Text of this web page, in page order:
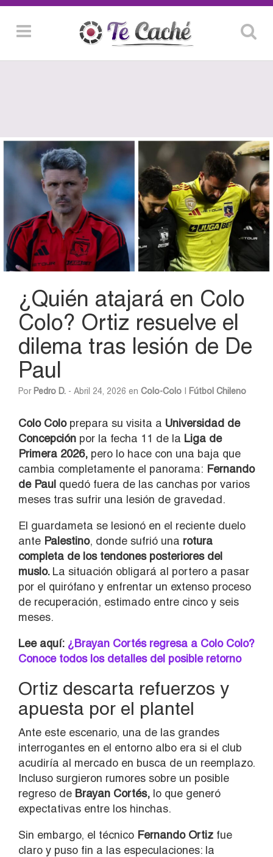
¿Quién atajará en Colo
Colo? Ortiz resuelve el
dilema tras lesión de De
Paul
Por Pedro D. - Abril 24, 2026 en Colo-Colo Fútbol Chileno
Colo Coloprepara su visita a Universidad de
Concepción por la fecha 11 de la Liga de
Primera 2026, pero lo hace con una baja que
cambia completamente el panorama: Fernando
de Paul quedó fuera de las canchas por varios
meses tras sufrir una lesión de gravedad.
El guardameta se lesionó en el reciente duelo
ante Palestino, donde sufrió una rotura
completa de los tendones posteriores del
muslo. La situación obligará al portero a pasar
por el quirófano y enfrentar un extenso proceso
de recuperación, estimado entre cinco y seis
meses.
Lee aquí: ¿Brayan Cortés regresa a Colo Colo?
Conoce todos los detalles del posible retorno
Ortiz descarta refuerzos y
apuesta por el plantel
Ante este escenario, una de las grandes
interrogantes en el entorno albo era si el club
acudiría al mercado en busca de un reemplazo.
Incluso surgieron rumores sobre un posible
regreso de Brayan Cortés, lo que generó
expectativas entre los hinchas.
Sin embargo, el técnico Fernando Ortiz fue
claro y puso fin a las especulaciones: la